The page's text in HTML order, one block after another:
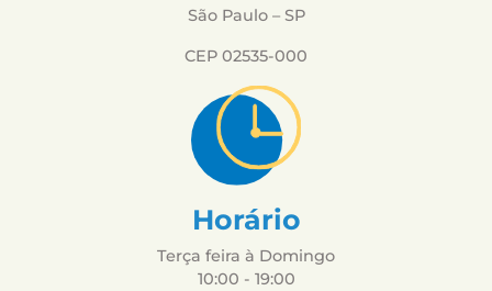
São Paulo – SP
CEP 02535-000
Horário
Terça feira à Domingo
10:00 - 19:00